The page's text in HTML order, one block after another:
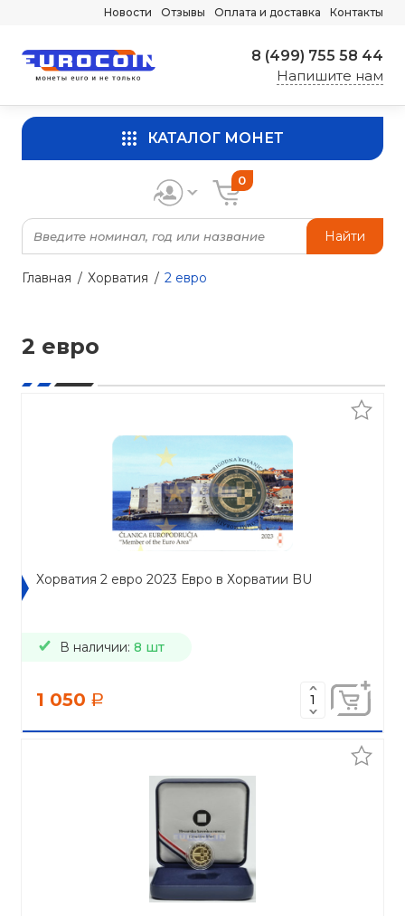
Новости Отзывы Оплата и доставка Контакты
8 (499) 755 58 44
Напишите нам
КАТАЛОГ МОНЕТ
Найти
0
Главная Хорватия 2 евро
2 евро
Хорватия 2 евро 2023 Евро в Хорватии BU
В наличии: 8 шт
1 050 a